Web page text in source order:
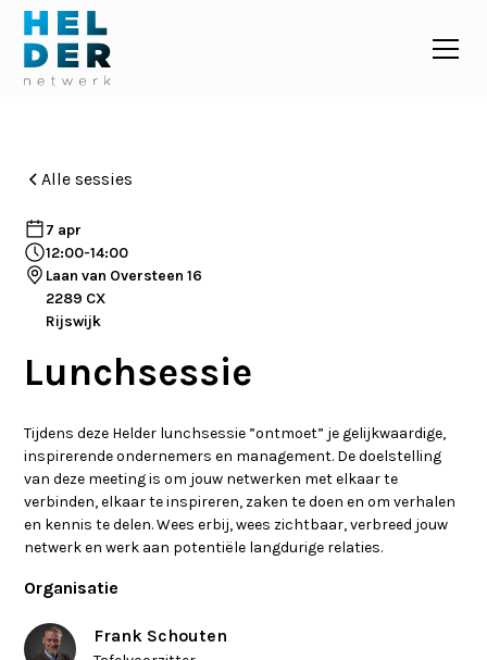
Alle sessies
7 apr
12:00-14:00
Laan van Oversteen 16
2289 CX
Rijswijk
Lunchsessie
Tijdens deze Helder lunchsessie ”ontmoet” je gelijkwaardige,
inspirerende ondernemers en management. De doelstelling
van deze meeting is om jouw netwerken met elkaar te
verbinden, elkaar te inspireren, zaken te doen en om verhalen
en kennis te delen. Wees erbij, wees zichtbaar, verbreed jouw
netwerk en werk aan potentiële langdurige relaties.
Organisatie
Frank Schouten